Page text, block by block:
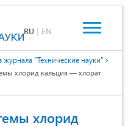
RU | EN
"Технические науки"
хлорид кальция –– хлорат
хлорид